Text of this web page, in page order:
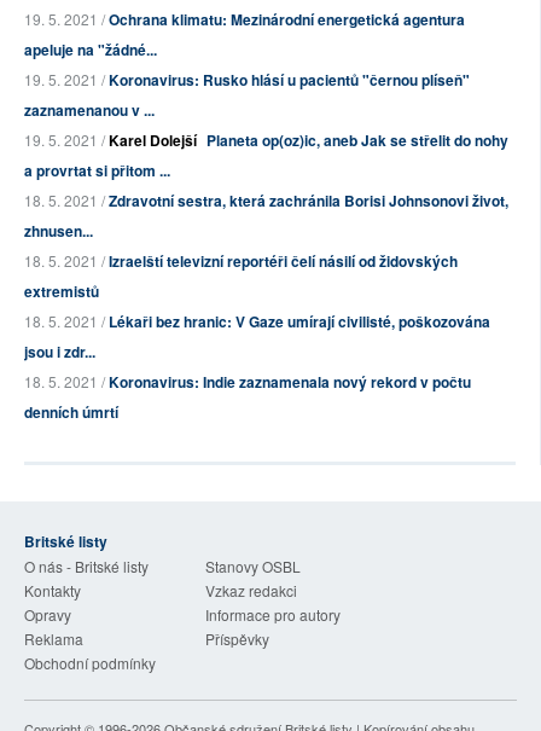
19. 5. 2021 /Ochrana klimatu: Mezinárodní energetická agentura
apeluje na "žádné...
19. 5. 2021 /Koronavirus: Rusko hlásí u pacientů "černou plíseň"
zaznamenanou v ...
19. 5. 2021 /Karel Dolejší Planeta op(oz)ic, aneb Jak se střelit do nohy
a provrtat si přitom ...
18. 5. 2021 /Zdravotní sestra, která zachránila Borisi Johnsonovi život,
zhnusen...
18. 5. 2021 /Izraelští televizní reportéři čelí násilí od židovských
extremistů
18. 5. 2021 /Lékaři bez hranic: V Gaze umírají civilisté, poškozována
jsou i zdr...
18. 5. 2021 /Koronavirus: Indie zaznamenala nový rekord v počtu
denních úmrtí
Britské listy
O nás - Britské listy
Stanovy OSBL
Kontakty
Vzkaz redakci
Opravy
Informace pro autory
Reklama
Příspěvky
Obchodní podmínky